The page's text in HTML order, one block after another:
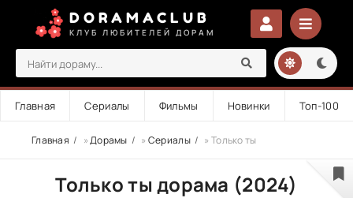
DORAMACLUB
КЛУБ ЛЮБИТЕЛЕЙ ДОРАМ
Главная Сериалы Фильмы Новинки Топ-100
Главная »Дорамы » Сериалы » Только ты
Только ты дорама (2024)